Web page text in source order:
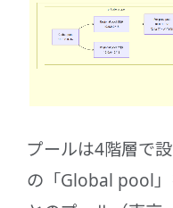
プールは4階層で
の「Global pool